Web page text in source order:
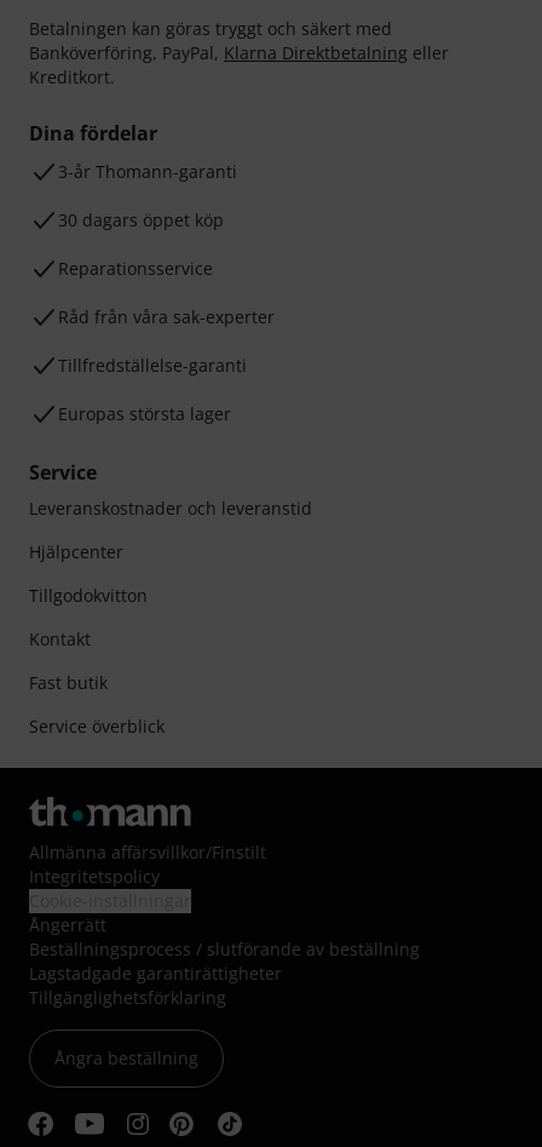
Betalningen kan göras tryggt och säkert med
Banköverföring, PayPal, Klarna Direktbetalning eller
Kreditkort.
Dina fördelar
3-år Thomann-garanti
30 dagars öppet köp
Reparationsservice
Råd från våra sak-experter
Tillfredställelse-garanti
Europas största lager
Service
Leveranskostnader och leveranstid
Hjälpcenter
Tillgodokvitton
Kontakt
Fast butik
Service överblick
Allmänna affärsvillkor/Finstilt
Integritetspolicy
Ångerrätt
Beställningsprocess / slutförande av beställning
Lagstadgade garantirättigheter
Tillgänglighetsförklaring
Ångra beställning